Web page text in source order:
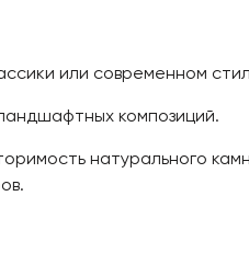
или современном
композиций.
натурального